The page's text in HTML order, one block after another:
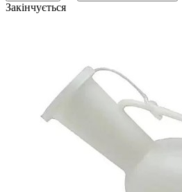
Закінчується